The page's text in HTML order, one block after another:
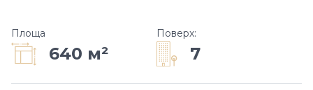
Площа
640 м²
Поверх:
7